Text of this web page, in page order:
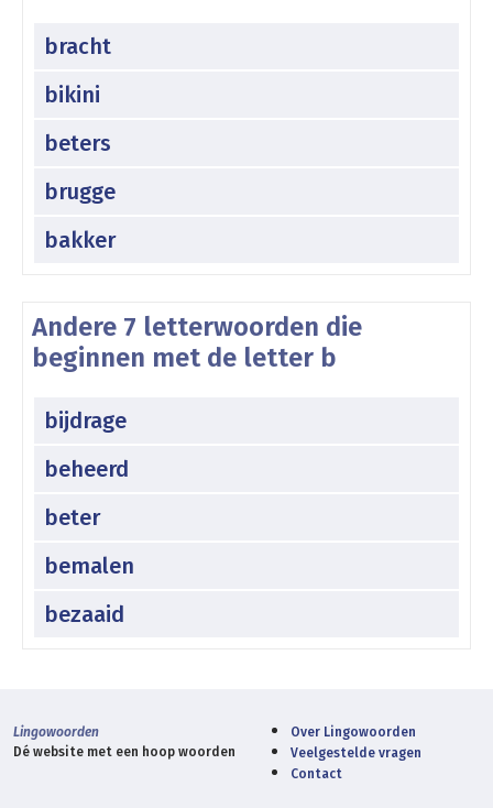
bracht
bikini
beters
brugge
bakker
Andere 7 letterwoorden die
beginnen met de letter b
bijdrage
beheerd
beter
bemalen
bezaaid
Lingowoorden
Dé website met een hoop woorden
Over Lingowoorden
Veelgestelde vragen
Contact